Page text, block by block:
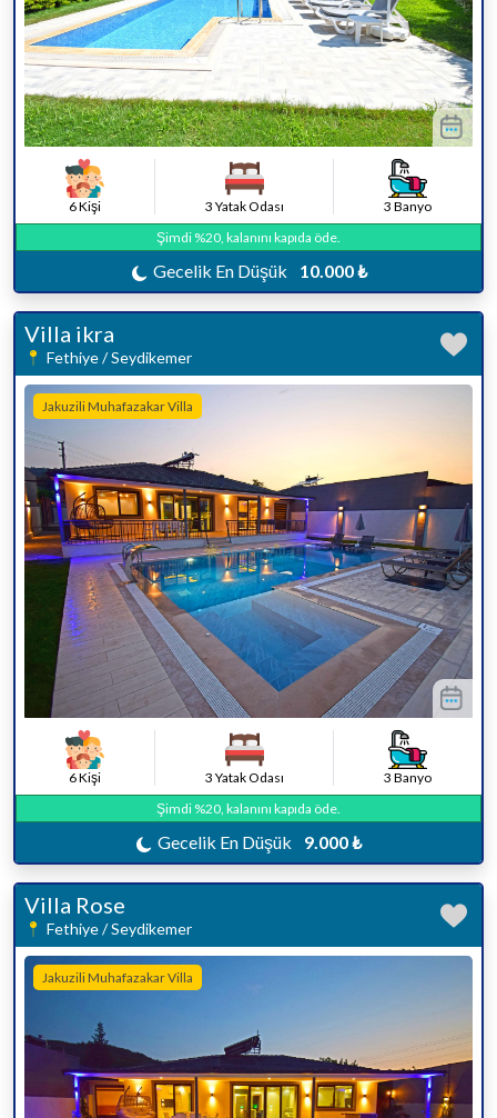
6 Kişi 3 Yatak Odası
3 Banyo
Şimdi %20, kalanını kapıda öde.
Gecelik En Düşük 10.000 ₺
Villa ikra
Fethiye / Seydikemer
Jakuzili Muhafazakar Villa
6 Kişi 3 Yatak Odası
3 Banyo
Şimdi %20, kalanını kapıda öde.
Gecelik En Düşük 9.000 ₺
Villa Rose
Fethiye / Seydikemer
Jakuzili Muhafazakar Villa